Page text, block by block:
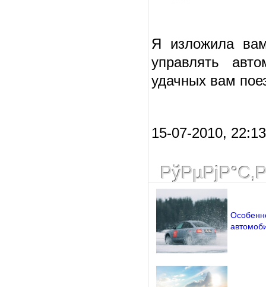
Я изложила
управлять
удачных вам
15-07-2010,